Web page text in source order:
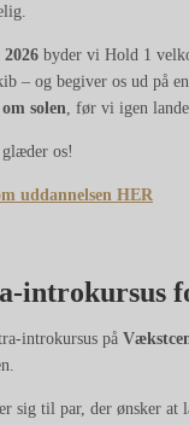
2026 byder vi Hold 1
– og begiver os ud på
solen , før vi igen
os!
uddannelsen HER
introkursus
introkursus på
sig til par, der ønsker at